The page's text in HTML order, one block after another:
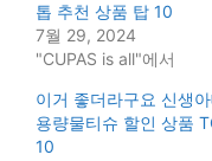
톱 추천 상품 탑 10
7월 29, 2024
"CUPAS is all"에서
이거 좋더라구요 신생아
용량물티슈 할인 상품
10